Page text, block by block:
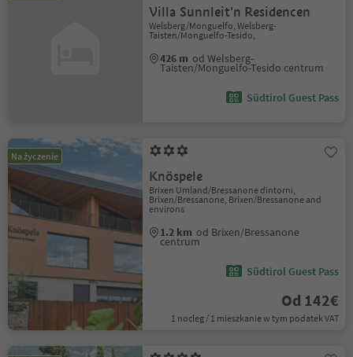
Villa Sunnleit'n Residencen
Welsberg/Monguelfo, Welsberg-
Taisten/Monguelfo-Tesido,
426 m od Welsberg-
Taisten/Monguelfo-Tesido centrum
Südtirol Guest Pass
Na życzenie
Knöspele
Brixen Umland/Bressanone dintorni,
Brixen/Bressanone, Brixen/Bressanone and
environs
1.2 km od Brixen/Bressanone
centrum
Südtirol Guest Pass
Od 142€
1 nocleg / 1 mieszkanie w tym podatek VAT